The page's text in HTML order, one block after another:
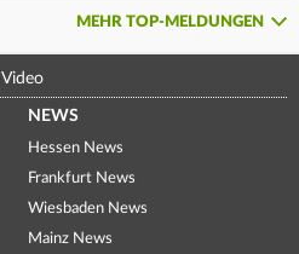
MEHR TOP-MELDUNGEN
Video
NEWS
Hessen News
Frankfurt News
Wiesbaden News
Mainz News